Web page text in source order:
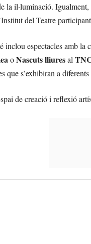
la il·luminació.
del Teatre
espectacles amb la
oNascuts lliuresal
que s’exhibiran a
de creació i reflexió